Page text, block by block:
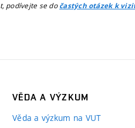
podívejte se dočastých otázek k
VĚDA A VÝZKUM
Věda a výzkum na VUT